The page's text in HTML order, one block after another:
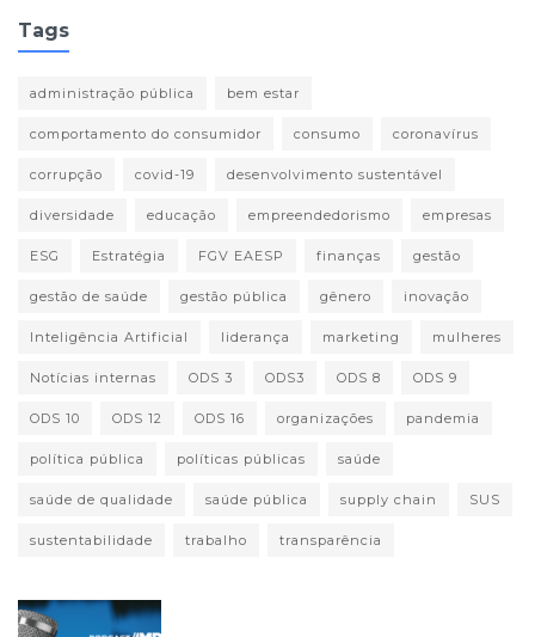
Tags
administração pública bem estar
comportamento do consumidor consumo coronavírus
corrupção covid-19 desenvolvimento sustentável
diversidade educação empreendedorismo empresas
ESG Estratégia FGV EAESP finanças gestão
gestão de saúde gestão pública gênero inovação
Inteligência Artificial liderança marketing mulheres
Notícias internas ODS 3 ODS3 ODS 8 ODS 9
ODS 10 ODS 12 ODS 16 organizações pandemia
política pública políticas públicas saúde
saúde de qualidade saúde pública supply chain SUS
sustentabilidade trabalho transparência